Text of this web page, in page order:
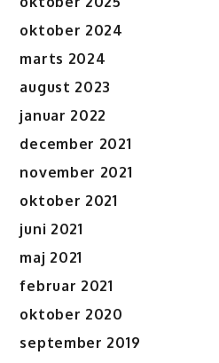
oktober 2024
marts 2024
august 2023
januar 2022
december 2021
november 2021
oktober 2021
juni 2021
maj 2021
februar 2021
oktober 2020
september 2019